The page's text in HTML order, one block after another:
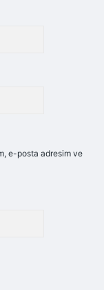
e-posta adresim ve